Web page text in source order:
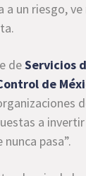
a un riesgo,
deServicios
de
a
pasa”.